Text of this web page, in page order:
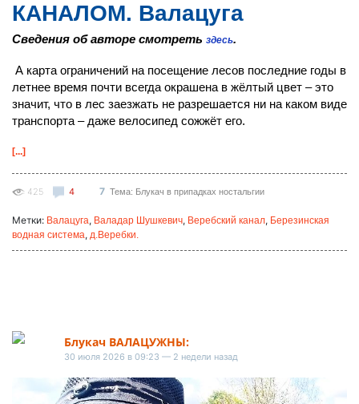
КАНАЛОМ. Валацуга
Сведения об авторе смотреть здесь.
А карта ограничений на посещение лесов последние годы в
летнее время почти всегда окрашена в жёлтый цвет – это
значит, что в лес заезжать не разрешается ни на каком виде
транспорта – даже велосипед сожжёт его.
[...]
425 4 7 Тема: Блукач в припадках ностальгии
Метки: Валацуга, Валадар Шушкевич, Веребский канал, Березинская
водная система, д.Веребки.
Блукач ВАЛАЦУЖНЫ:
30 июля 2026 в 09:23 — 2 недели назад